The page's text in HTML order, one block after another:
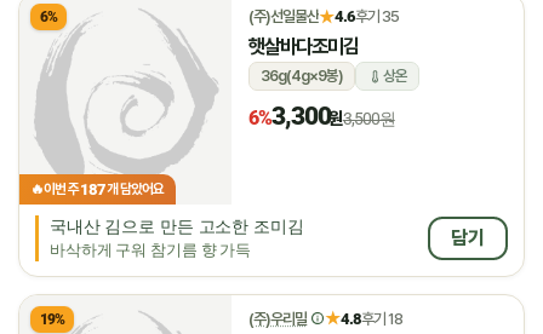
6%
🔥이번 주187개 담았어요
(주)선일물산★4.6후기 35
햇살바다조미김
36g(4g×9봉) 상온
6%3,300원3,500원
국내산 김으로 만든 고소한 조미김
바삭하게 구워 참기름 향 가득
담기
19% (주)우리밀 ★4.8후기 18